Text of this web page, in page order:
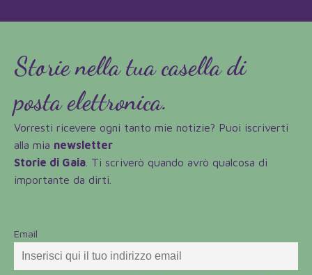
Storie nella tua casella di
posta elettronica.
Vorresti ricevere ogni tanto mie notizie? Puoi iscriverti
alla mia newsletter
Storie di Gaia . Ti scriverò quando avrò qualcosa di
importante da dirti.
Email